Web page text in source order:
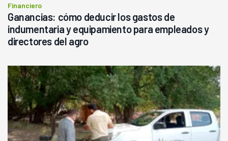
Financiero
Ganancias: cómo deducir los gastos de
indumentaria y equipamiento para empleados y
directores del agro